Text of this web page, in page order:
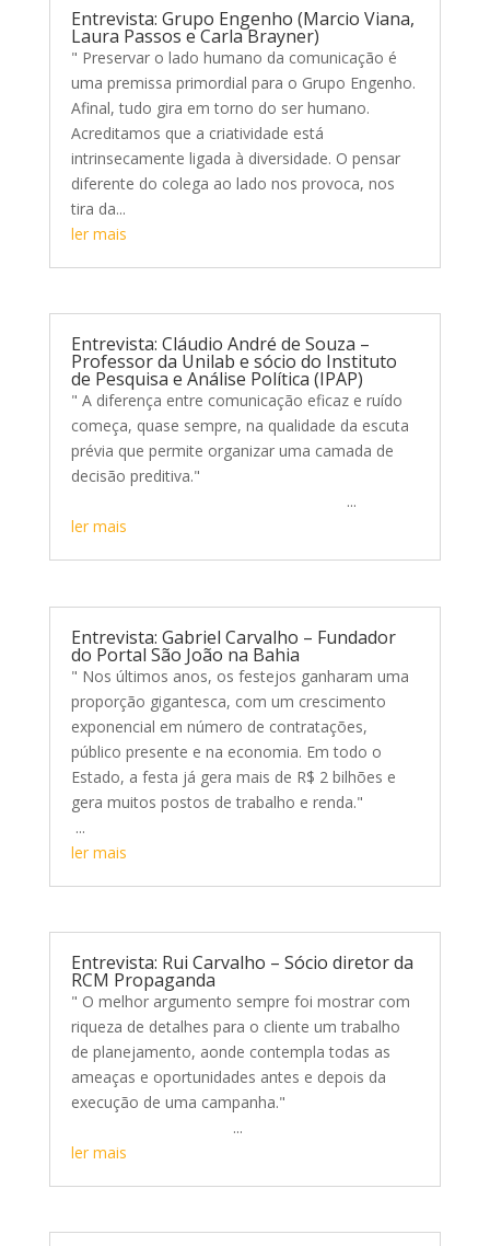
Entrevista: Grupo Engenho (Marcio Viana,
Laura Passos e Carla Brayner)
" Preservar o lado humano da comunicação é
uma premissa primordial para o Grupo Engenho.
Afinal, tudo gira em torno do ser humano.
Acreditamos que a criatividade está
intrinsecamente ligada à diversidade. O pensar
diferente do colega ao lado nos provoca, nos
tira da...
ler mais
Entrevista: Cláudio André de Souza –
Professor da Unilab e sócio do Instituto
de Pesquisa e Análise Política (IPAP)
" A diferença entre comunicação eficaz e ruído
começa, quase sempre, na qualidade da escuta
prévia que permite organizar uma camada de
decisão preditiva."
...
ler mais
Entrevista: Gabriel Carvalho – Fundador
do Portal São João na Bahia
" Nos últimos anos, os festejos ganharam uma
proporção gigantesca, com um crescimento
exponencial em número de contratações,
público presente e na economia. Em todo o
Estado, a festa já gera mais de R$ 2 bilhões e
gera muitos postos de trabalho e renda."
...
ler mais
Entrevista: Rui Carvalho – Sócio diretor da
RCM Propaganda
" O melhor argumento sempre foi mostrar com
riqueza de detalhes para o cliente um trabalho
de planejamento, aonde contempla todas as
ameaças e oportunidades antes e depois da
execução de uma campanha."
...
ler mais